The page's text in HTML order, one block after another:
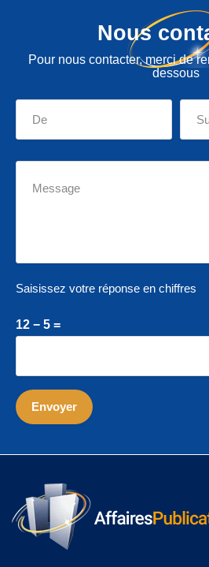
Nous
Pour nous contacter, merci de
dessous
Saisissez votre réponse en chiffres
12 − 5 =